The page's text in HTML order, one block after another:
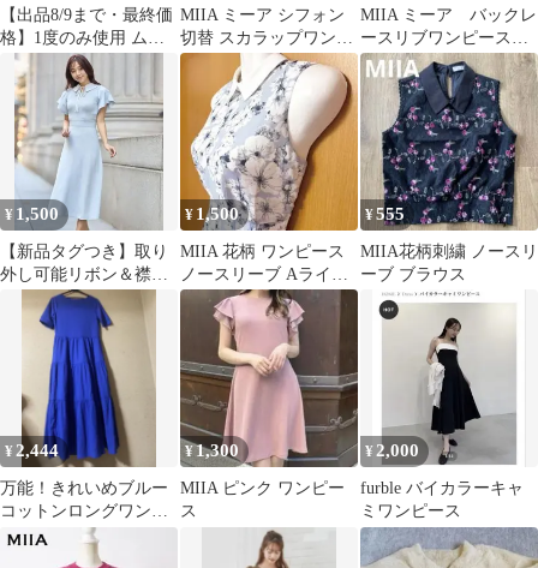
【出品8/9まで・最終価
格】1度のみ使用 ムル
ーア チャイナタイトハ
ーフニット
MIIA ミーア シフォン
切替 スカラップワンピ
ース ネイビー F 7分袖
MIIA ミーア バックレ
ースリブワンピース
新品未使用タグ付き
¥ 1,500
【新品タグつき】取り
外し可能リボン＆襟付
きマルチＷＡＹスリー
ブニットワンピース
¥ 1,500
MIIA 花柄 ワンピース
ノースリーブ Aライン
フレア 配色襟 フリー
¥555
MIIA花柄刺繍 ノースリ
ーブ ブラウス
¥2,444
万能！きれいめブルー
コットンロングワンピ
ース着心地よい青ドレ
スフレア楽ちん
¥1,300
MIIA ピンク ワンピー
ス
¥ 2,000
furble バイカラーキャ
ミワンピース